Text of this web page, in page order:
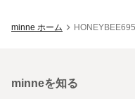
minne ホーム
minneを知る